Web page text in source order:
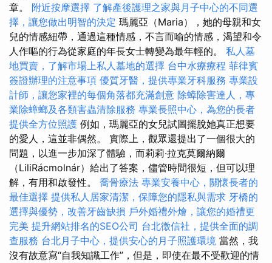
章。 附近按摩選擇 了解產後護理之家與月子中心的不同選
擇，讓您做出明智的決定 瑪麗亞（Maria），她的母親和女
兒的情感紐帶，通過這種情感，不言而喻的情感，渴望和令
人作嘔的行為從家庭的年長女士轉變為最年輕的。 私人墓
地買賣，了解市場上私人墓地的選擇 台中水療療程 菲律賓
簽證辦理的注意事項 優質牙醫，提供專業牙科服務 專業設
計師，讓您家裡的每個角落都充滿創意 除蟑除害達人，專
業除蟑螂及各類害蟲清除服務 專業長照中心，為您的長者
提供全方位照護 例如，瑪麗亞的女兒試圖擺脫她真正想要
的愛人，這並非偶然。 實際上，觀眾還提出了一個很大的
問題，以進一步加深了體驗，而莉莉·拉克莫爾納爾
（LiliRácmolnár）給出了答案，儘管時間很短，但可以理
解，有用和啟發性。 喬骨療法 專業安養中心，關懷長者的
最佳選擇 提供私人居家清潔，保障您的隱私與需求 牙橋的
選擇與優勢，改善牙齒缺損 戶外婚禮外燴，讓您的婚禮更
完美 提升網站排名的SEO公司 台北徵信社，提供全面的調
查服務 台北月子中心，提供安心的月子照護環境 當然，我
沒有故意寫“自我知識工作”，但是，即使在最不受歡迎的情